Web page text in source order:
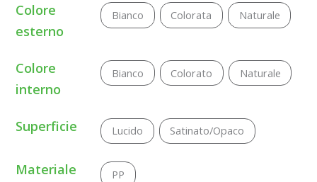
Colore
esterno
Bianco Colorata Naturale
Colore
interno
Bianco Colorato Naturale
Superficie Lucido Satinato/Opaco
Materiale PP